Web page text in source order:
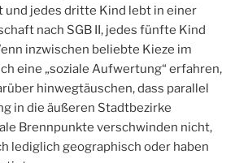
und jedes dritte Kind lebt in einer
nach SGB II, jedes fünfte Kind
inzwischen beliebte Kieze im
eine „soziale Aufwertung“ erfahren,
hinwegtäuschen, dass parallel
in die äußeren Stadtbezirke
Brennpunkte verschwinden nicht,
lediglich geographisch oder haben